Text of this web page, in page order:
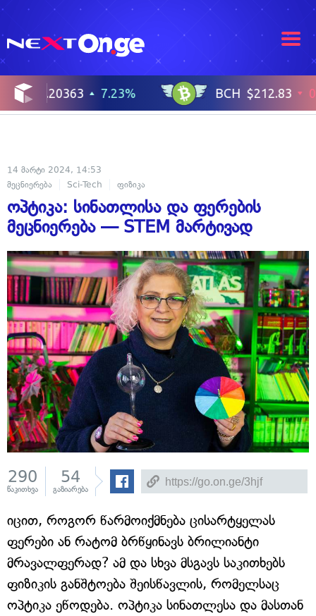
14 მარტი 2024, 14:53
მეცნიერება
Sci-Tech ფიზიკა
ოპტიკა: სინათლისა და ფერების
მეცნიერება — STEM მარტივად
290
წაკითხვა
54
გაზიარება
იცით, როგორ წარმოიქმნება ცისარტყელას
ფერები ან რატომ ბრწყინავს ბრილიანტი
მრავალფერად? ამ და სხვა მსგავს საკითხებს
ფიზიკის განშტოება შეისწავლის, რომელსაც
ოპტიკა ეწოდება. ოპტიკა სინათლესა და მასთან